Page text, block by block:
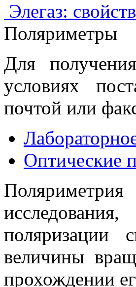
Элегаз:
Поляриметры
Для
условиях
почтой или
Оптические
поляризации
величины
прохождении